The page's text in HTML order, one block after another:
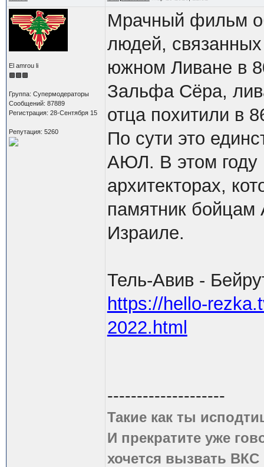
El amrou li
Группа: Супермодераторы
Сообщений: 87889
Регистрация: 28-Сентября 15
Репутация: 5260
Мрачный фильм
людей,
южном Ливане в
Зальфа Сёра,
отца похитили в
По сути это
АЮЛ. В этом году
архитекторах,
памятник бойцам
Израиле.
Тель-Авив -
https://hello-
2022.html
--------------------
Такие как ты
И прекратите уже
хочется вызвать